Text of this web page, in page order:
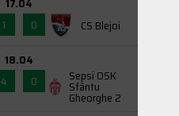
1
0 CS Blejoi
18.04
4
0 Sepsi OSK
Sfântu
Gheorghe 2